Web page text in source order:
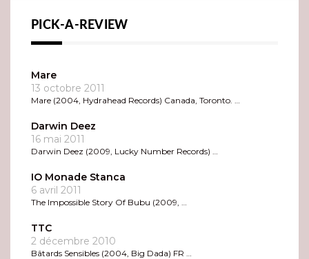
PICK-A-REVIEW
Mare
13 octobre 2011
Mare (2004, Hydrahead Records) Canada, Toronto. …
Darwin Deez
16 mai 2011
Darwin Deez (2009, Lucky Number Records) …
IO Monade Stanca
6 avril 2011
The Impossible Story Of Bubu (2009, …
TTC
2 décembre 2010
Bâtards Sensibles (2004, Big Dada) FR …